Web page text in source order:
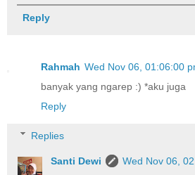
Reply
Rahmah Wed Nov 06, 01:06:00
banyak yang ngarep :) *aku juga
Reply
Replies
Santi Dewi
Wed Nov 06,